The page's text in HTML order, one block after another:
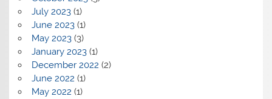
July 2023(1)
June 2023(1)
May 2023(3)
January 2023(1)
December 2022 (2)
June 2022 (1)
May 2022 (1)